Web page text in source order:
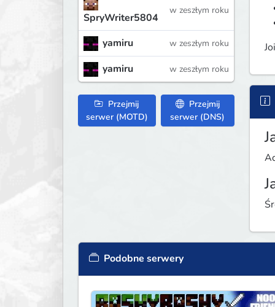
SpryWriter5804
w zeszłym roku
yamiru w zeszłym roku
yamiru w zeszłym roku
Przejmij
serwer (MOTD)
Przejmij
serwer (DNS)
Podobne serwery